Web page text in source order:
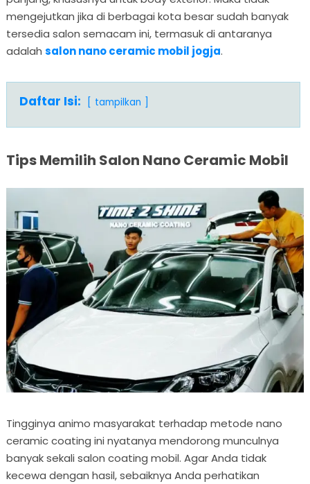
mengejutkan jika di berbagai kota besar sudah banyak
tersedia salon semacam ini, termasuk di antaranya
adalah salon nano ceramic mobil jogja.
Daftar Isi: tampilkan
Tips Memilih Salon Nano Ceramic Mobil
Tingginya animo masyarakat terhadap metode nano
ceramic coating ini nyatanya mendorong munculnya
banyak sekali salon coating mobil. Agar Anda tidak
kecewa dengan hasil, sebaiknya Anda perhatikan